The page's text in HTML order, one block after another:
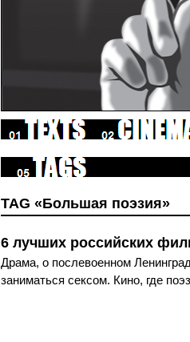
TAG «Большая поэзия»
6 лучших российских
Драма, о послевоенном
заниматься сексом. Кино, где